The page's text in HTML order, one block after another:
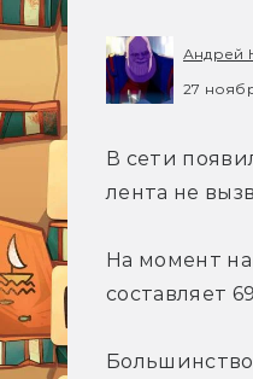
Андрей
27
В сети
лента не
На момент
составляет